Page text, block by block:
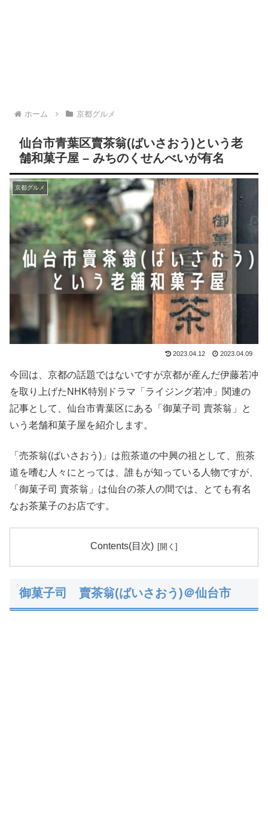
ホーム 京都グルメ
仙台市青葉区賣茶翁(ばいさおう)という老
舗和菓子屋 – みちのくせんべいが有名
京都グルメ
2023.04.12 2023.04.09
今回は、京都の話題ではないですが京都が産んだ伊藤若冲
を取り上げたNHK特別ドラマ「ライジング若冲」関連の
記事として、仙台市青葉区にある「御菓子司 賣茶翁」と
いう老舗和菓子屋を紹介します。
「売茶翁(ばいさおう)」は煎茶道の中興の祖として、煎茶
道を嗜む人々にとっては、誰もが知っている人物ですが、
「御菓子司 賣茶翁」は仙台の茶人の間では、とても有名
なお茶菓子のお店です。
Contents(目次)
御菓子司 賣茶翁(ばいさおう)＠仙台市